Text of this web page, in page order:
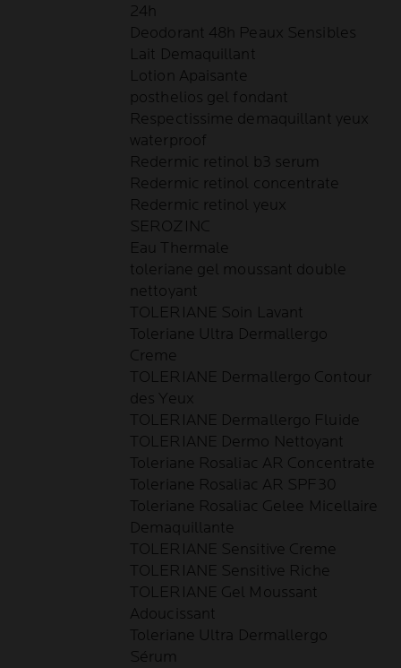
24h
Deodorant 48h Peaux Sensibles
Lait Demaquillant
Lotion Apaisante
posthelios gel fondant
Respectissime demaquillant yeux
waterproof
Redermic retinol b3 serum
Redermic retinol concentrate
Redermic retinol yeux
SEROZINC
Eau Thermale
toleriane gel moussant double
nettoyant
TOLERIANE Soin Lavant
Toleriane Ultra Dermallergo
Creme
TOLERIANE Dermallergo Contour
des Yeux
TOLERIANE Dermallergo Fluide
TOLERIANE Dermo Nettoyant
Toleriane Rosaliac AR Concentrate
Toleriane Rosaliac AR SPF30
Toleriane Rosaliac Gelee Micellaire
Demaquillante
TOLERIANE Sensitive Creme
TOLERIANE Sensitive Riche
TOLERIANE Gel Moussant
Adoucissant
Toleriane Ultra Dermallergo
Sérum